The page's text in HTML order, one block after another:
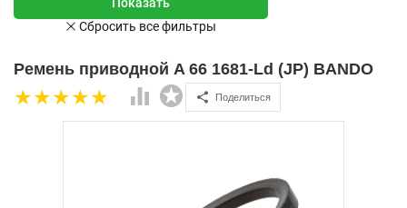
Ремень приводной A 66 1681-Ld (JP) BANDO
Поделиться